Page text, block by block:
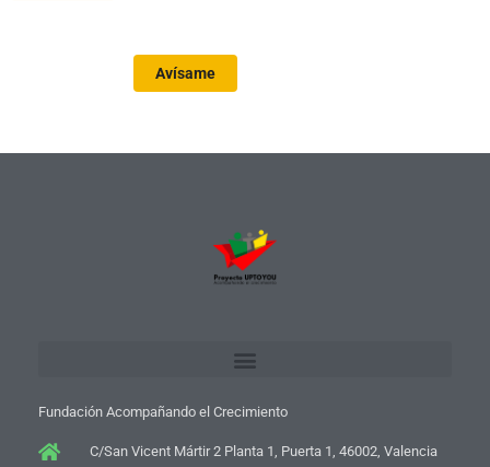
Avísame
Fundación Acompañando el Crecimiento
C/San Vicent Mártir 2 Planta 1, Puerta 1, 46002, Valencia